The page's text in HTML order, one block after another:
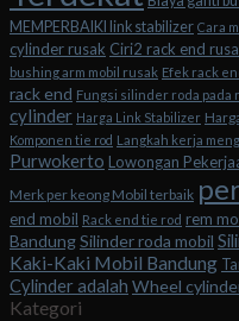
MEMPERBAIKI link stabilizer Cara
cylinder rusak Ciri2 rack end
bushing arm mobil rusak Efek rack
rack end Fungsi silinder roda pada
cylinder Harga Link Stabilizer
Komponen tie rod Langkah kerja
Purwokerto Lowongan
Merk per keong Mobil terbaik
end mobil Rack end tie rod rem
BandungSilinder roda mobil
Kaki-Kaki Mobil Bandung
Cylinder adalah Wheel
Kategori